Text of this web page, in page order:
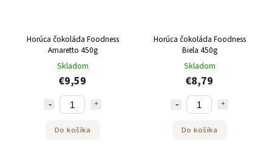
Horúca čokoláda Foodness
Amaretto 450g
Skladom
€9,59
Do košíka
Horúca čokoláda Foodness
Biela 450g
Skladom
€8,79
Do košíka